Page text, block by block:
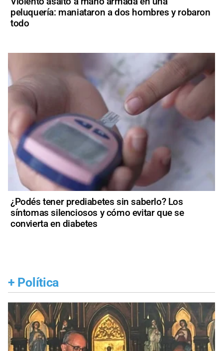
peluquería: maniataron a dos hombres y robaron
todo
¿Podés tener prediabetes sin saberlo? Los
síntomas silenciosos y cómo evitar que se
convierta en diabetes
+ Política